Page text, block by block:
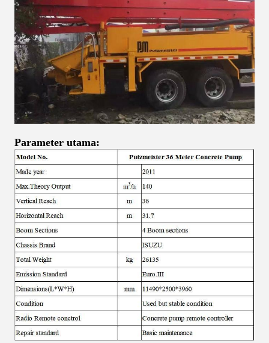
Parameter utama: